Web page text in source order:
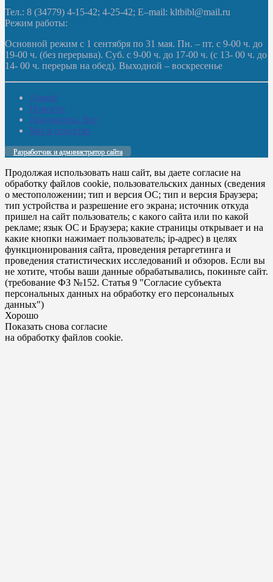
Тел.: 8 (34779) 4-15-42; 4-25-42; E–mail: kltbibl@mail.ru
Режим работы:
Основной режим с 1 сентября по 31 мая. Пн. – пт. с 9-00 ч. до
19-00 ч. (без перерыва). Суб. с 9-00 ч. до 17-00 ч. (с 13- 00 ч. до
14- 00 ч. перерыв на обед). Выходной – воскресенье
Домой
Новости
Документы. Все
Мы в соцсетях
Разработчик и администратор сайта
Продолжая использовать наш сайт, вы даете согласие на
обработку файлов cookie, пользовательских данных (сведения
о местоположении; тип и версия ОС; тип и версия Браузера;
тип устройства и разрешение его экрана; источник откуда
пришел на сайт пользователь; с какого сайта или по какой
рекламе; язык ОС и Браузера; какие страницы открывает и на
какие кнопки нажимает пользователь; ip-адрес) в целях
функционирования сайта, проведения ретаргетинга и
проведения статистических исследований и обзоров. Если вы
не хотите, чтобы ваши данные обрабатывались, покиньте сайт.
(требование ФЗ №152. Статья 9 "Согласие субъекта
персональных данных на обработку его персональных
данных")
Хорошо
Показать снова согласие
на обработку файлов cookie.